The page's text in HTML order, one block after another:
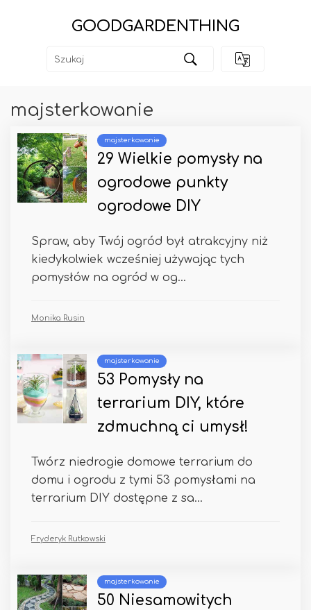
GOODGARDENTHING
majsterkowanie
majsterkowanie
29 Wielkie pomysły na
ogrodowe punkty
ogrodowe DIY
Spraw, aby Twój ogród był atrakcyjny niż
kiedykolwiek wcześniej używając tych
pomysłów na ogród w og...
Monika Rusin
majsterkowanie
53 Pomysły na
terrarium DIY, które
zdmuchną ci umysł!
Twórz niedrogie domowe terrarium do
domu i ogrodu z tymi 53 pomysłami na
terrarium DIY dostępne z sa...
Fryderyk Rutkowski
majsterkowanie
50 Niesamowitych